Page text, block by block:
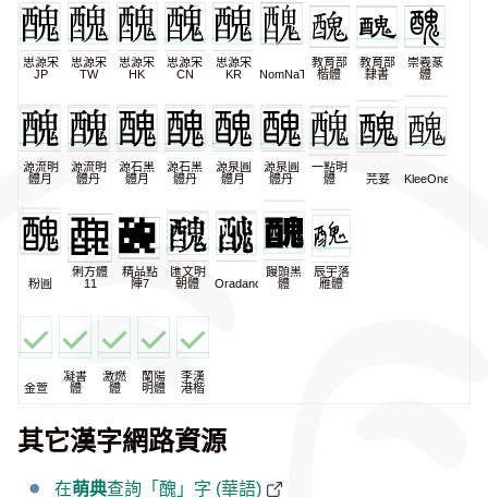
思源宋
JP
思源宋
TW
思源宋
HK
思源宋
CN
思源宋
KR
NomNaTong
教育部
楷體
教育部
隸書
崇羲篆
體
源流明
體月
源流明
體丹
源石黑
體月
源石黑
體丹
源泉圓
體月
源泉圓
體丹
一點明
體
芫荽 KleeOne
粉圓
俐方體
11
精品點
陣7
匯文明
朝體
Oradano
饅頭黑
體
辰宇落
雁體
金萱
凝書
體
激燃
體
蘭陽
明體
李漢
港楷
其它漢字網路資源
在萌典查詢「醜」字 (華語)